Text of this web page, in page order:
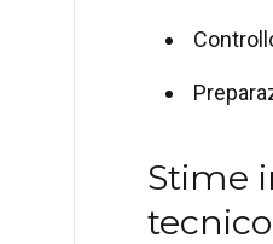
Stime